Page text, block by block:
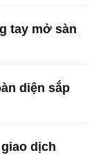
tay mở sàn
diện sắp
dịch